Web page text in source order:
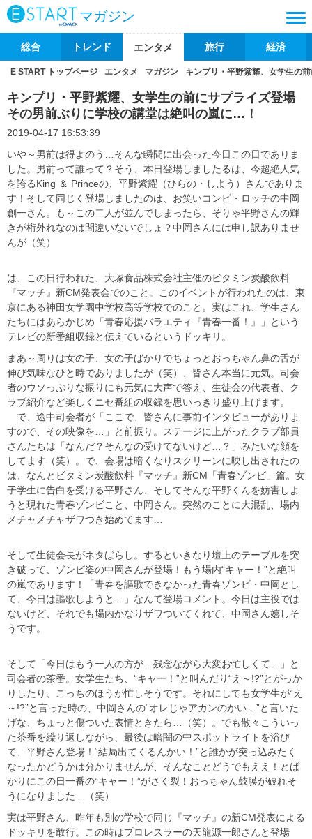
マガジン
総合 トレンド エンタメ 旅行 経済
E START トップページ エンタメ マガジン キンプリ・平野紫耀、女学生の
キンプリ・平野紫耀、女学生の前にサプライズ登場
その男前ぶりに学校の講堂は絶叫の嵐に…！
2019-04-17 16:53:39
いや～男前は得よのう…そんな瞬間に出会った今日この日でありま
した。男前って誰って？そう、本日登場しましたるは、今超絶人気
を誇るKing ＆ Princeの、平野紫耀（ひらの・しよう）さんでありま
す！そして同じく登場しましたのは、お笑いコンビ・ロッチの中岡
創一さん。も～この二人が並んでしまったら、そりゃ平野さんの輝
きが桁外れなのは間違いないでしょ？中岡さんには申し訳ありませ
んが（笑）
は、この日行われた、大塚食品株式会社主催のビタミン炭酸飲料
『マッチ』新CM発表会でのこと。このイベントが行われたのは、東
京にある神田女学園中学校高等学校でのこと。実はこれ、学生さん
たちにはあらかじめ「青春応援バラエティ『青春一番！』」という
テレビの新番組収録と伝えているというドッキリ。
まあ～周りは女の子、女の子ばかりでちょっとおっちゃん鼻の舌が
伸び気味なひと時でありましたが（笑）、皆さん本当に元気。司会
者のウソっぷりな振りにも元気に大声で答え、生徒会の代表者、ク
ラブ紹介など楽しくニセ番組の収録を思いっきり盛り上げます。
で、途中司会者が「ここで、皆さんに事前インタビューがありま
すので、その映像を…」と前振り。ステージに上がったクラブ部員
さんたちは「なんだ？そんなの受けてないけど…？」みたいな顔を
してます（笑）。で、会場は暗くなりスクリーンに映し出されたの
は、なんとビタミン炭酸飲料『マッチ』新CM「青春ゾンビ」篇。女
子学生に告白を受ける平野さん、そしてそんな平野くんを妨害しよ
うと現れた青春ゾンビこと、中岡さん。突然のことに大混乱、場内
メチャメチャザワつき始めてます…
そして生徒会長がネタばらし。するといきなり壇上のテーブルを突
き破って、ゾンビ姿の中岡さんが登場！もう場内“キャー！”と絶叫
の嵐であります！「青春を謳歌できなかった青春ゾンビ・中岡とし
て、今日は謳歌しようと…」なんて登場コメント。今日は主役では
ないけど、それでも場内かなりザワついてくれて、中岡さん嬉しそ
うです。
そして「今日はもう一人の方が…残念ながら大変お忙しくて…」と
司会者の茶番。女学生たち、“キャー！”と叫んだり“え～!?”とがっか
りしたり、こっちのほうが忙しそうです。それにしても女学生が“え
～!?”と言った時の、中岡さんの“オレじゃアカンのかい…”と言いた
げな、ちょっと傷ついた表情ときたら…（笑）。でも散々こういっ
た茶番を繰り返しながら、最後は暗闇の中スポットライトを浴び
て、平野さん登場！“結局出てくるんかい！”と誰かが突っ込みたく
なったかどうかは分かりませんが、そんなことどうでもええ！とば
かりにこの日一番の“キャー！”がさく裂！おっちゃん鼓膜が破れそ
うになりました…（笑）
実は平野さん、昨年も別の学校で同じ『マッチ』の新CM発表による
ドッキリを敢行。この時はプロレスラーの天龍源一郎さんと登場